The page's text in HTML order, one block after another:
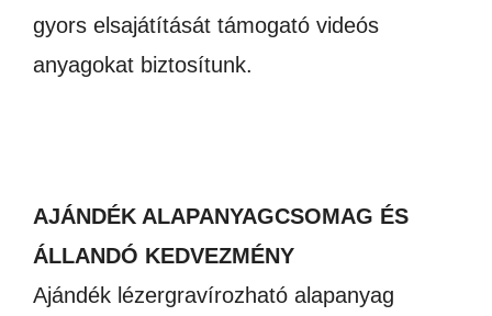
gyors elsajátítását támogató videós
anyagokat biztosítunk.
AJÁNDÉK ALAPANYAGCSOMAG ÉS
ÁLLANDÓ KEDVEZMÉNY
Ajándék lézergravírozható alapanyag